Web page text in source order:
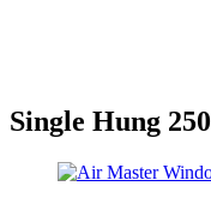
Single Hung 250